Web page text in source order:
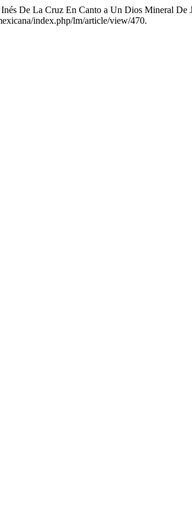
De La Cruz En Canto a Un Dios Mineral De
index.php/lm/article/view/470.